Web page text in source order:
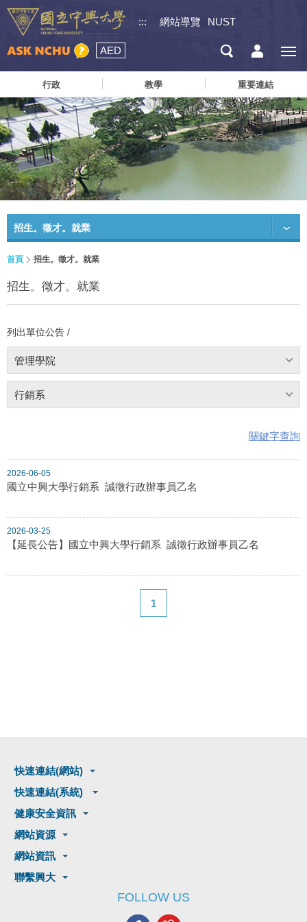
::: 網站導覽 NUST
AED
行政 教學 重要連結
招生。徵才。就業
首頁 招生。徵才。就業
招生。徵才。就業
列出單位公告 /
管理學院
行銷系
關鍵字查詢
2026-06-05
國立中興大學行銷系 誠徵行政辦事員乙名
2026-03-25
【延長公告】國立中興大學行銷系 誠徵行政辦事員乙名
1
快速連結(網站)
快速連結(系統)
健康安全資訊
網站資源
網站資訊
聯繫興大
FOLLOW US